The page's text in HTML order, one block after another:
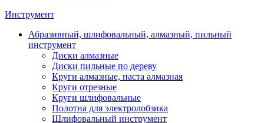
Инструмент
Абразивный, шлифовальный, алмазный, пильный
инструмент
Диски алмазные
Диски пильные по дереву
Круги алмазные, паста алмазная
Круги отрезные
Круги шлифовальные
Полотна для электролобзика
Шлифовальный инструмент